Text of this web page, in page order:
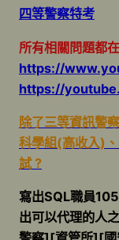
四等警察特考
所有相關問題都
https://
https://
除了三等資訊警
科學組(高收入)
試 ?
寫出SQL職員
出可以代理的人